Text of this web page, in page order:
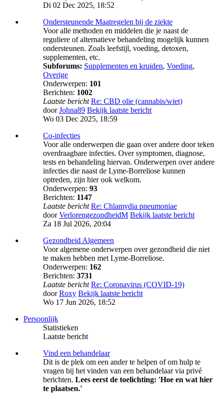
Di 02 Dec 2025, 18:52
Ondersteunende Maatregelen bij de ziekte
Voor alle methoden en middelen die je naast de
reguliere of alternatieve behandeling mogelijk kunnen
ondersteunen. Zoals leefstijl, voeding, detoxen,
supplementen, etc.
Subforums: Supplementen en kruiden, Voeding,
Overige
Onderwerpen: 101
Berichten: 1002
Laatste bericht Re: CBD olie (cannabis/wiet)
doorJohna89 Bekijk laatste bericht
Wo 03 Dec 2025, 18:59
Co-infecties
Voor alle onderwerpen die gaan over andere door teken
overdraagbare infecties. Over symptomen, diagnose,
tests en behandeling hiervan. Onderwerpen over andere
infecties die naast de Lyme-Borreliose kunnen
optreden, zijn hier ook welkom.
Onderwerpen: 93
Berichten: 1147
Laatste bericht Re: Chlamydia pneumoniae
doorVerlorengezondheidM Bekijk laatste bericht
Za 18 Jul 2026, 20:04
Gezondheid Algemeen
Voor algemene onderwerpen over gezondheid die niet
te maken hebben met Lyme-Borreliose.
Onderwerpen: 162
Berichten: 3731
Laatste bericht Re: Coronavirus (COVID-19)
doorRoxy Bekijk laatste bericht
Wo 17 Jun 2026, 18:52
Persoonlijk
Statistieken
Laatste bericht
Vind een behandelaar
Dit is de plek om een ander te helpen of om hulp te
vragen bij het vinden van een behandelaar via privé
berichten. Lees eerst de toelichting: 'Hoe en wat hier
te plaatsen.'